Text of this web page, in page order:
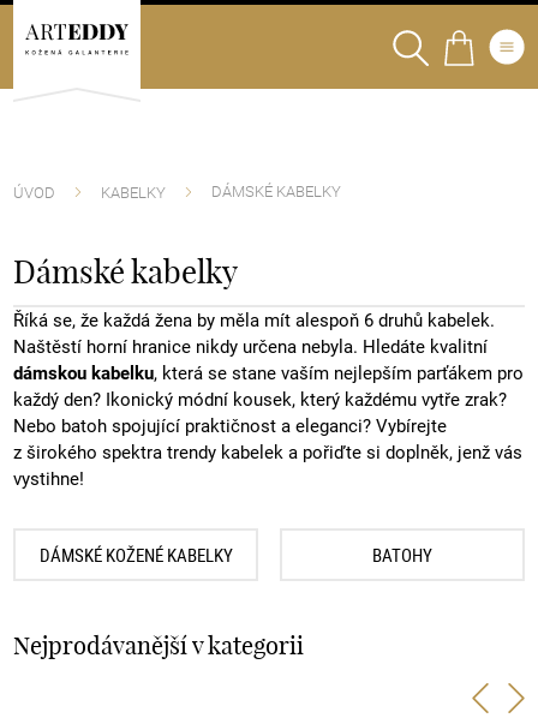
ÚVOD KABELKY DÁMSKÉ KABELKY
Dámské kabelky
Říká se, že každá žena by měla mít alespoň 6 druhů kabelek.
Naštěstí horní hranice nikdy určena nebyla. Hledáte kvalitní
dámskou kabelku, která se stane vaším nejlepším parťákem pro
každý den? Ikonický módní kousek, který každému vytře zrak?
Nebo batoh spojující praktičnost a eleganci? Vybírejte
z širokého spektra trendy kabelek a pořiďte si doplněk, jenž vás
vystihne!
DÁMSKÉ KOŽENÉ KABELKY BATOHY
Nejprodávanější v kategorii